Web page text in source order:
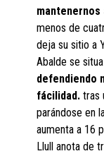
menos de
deja su sitio a
Abalde se
defendiendo
fácilidad. tras
parándose en
aumenta a 16
Llull anota de